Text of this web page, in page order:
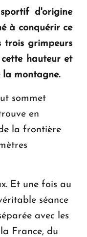
concrète, la
et d'avenir
d'Arménie
d'origine
à conquérir ce
trois grimpeurs
hauteur et
la montagne.
sommet
en
la frontière
Et une fois au
séance
avec les
France, du